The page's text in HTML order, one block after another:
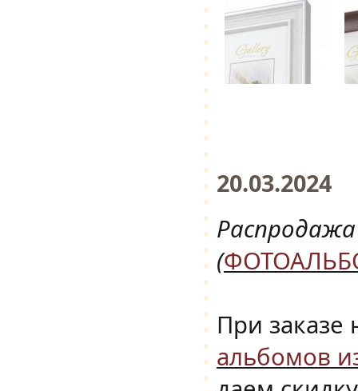
20.03.2024
Распродажа
(
При заказе
альбомов